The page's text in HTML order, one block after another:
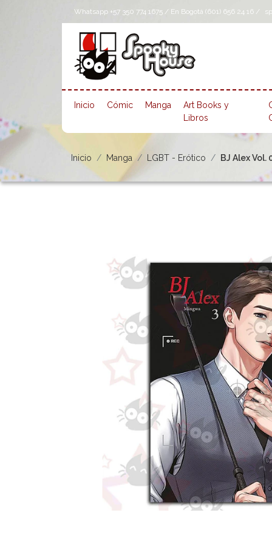
Whatsapp +57 350 774 1675 / En Bogotá (601) 656 24 16 /
Inicio Cómic Manga
Art Books y
Libros
Inicio Manga LGBT - Erótico BJ Alex Vol.